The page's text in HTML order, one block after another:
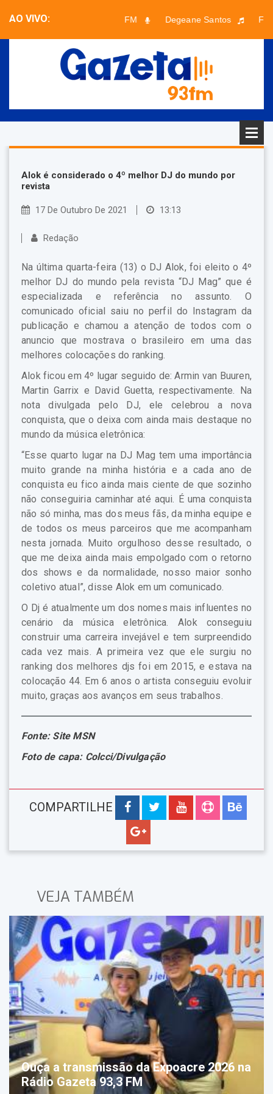
AO VIVO: Planeta FM Degeane Santos
Alok é considerado o 4º melhor DJ do mundo por
revista
17 De Outubro De 2021 13:13
Redação
Na última quarta-feira (13) o DJ Alok, foi eleito o 4º
melhor DJ do mundo pela revista “DJ Mag” que é
especializada e referência no assunto. O
comunicado oficial saiu no perfil do Instagram da
publicação e chamou a atenção de todos com o
anuncio que mostrava o brasileiro em uma das
melhores colocações do ranking.
Alok ficou em 4º lugar seguido de: Armin van Buuren,
Martin Garrix e David Guetta, respectivamente. Na
nota divulgada pelo DJ, ele celebrou a nova
conquista, que o deixa com ainda mais destaque no
mundo da música eletrônica:
“Esse quarto lugar na DJ Mag tem uma importância
muito grande na minha história e a cada ano de
conquista eu fico ainda mais ciente de que sozinho
não conseguiria caminhar até aqui. É uma conquista
não só minha, mas dos meus fãs, da minha equipe e
de todos os meus parceiros que me acompanham
nesta jornada. Muito orgulhoso desse resultado, o
que me deixa ainda mais empolgado com o retorno
dos shows e da normalidade, nosso maior sonho
coletivo atual”, disse Alok em um comunicado.
O Dj é atualmente um dos nomes mais influentes no
cenário da música eletrônica. Alok conseguiu
construir uma carreira invejável e tem surpreendido
cada vez mais. A primeira vez que ele surgiu no
ranking dos melhores djs foi em 2015, e estava na
colocação 44. Em 6 anos o artista conseguiu evoluir
muito, graças aos avanços em seus trabalhos.
Fonte: Site MSN
Foto de capa: Colcci/Divulgação
COMPARTILHE
VEJA TAMBÉM
Ouça a transmissão da Expoacre 2026 na
Rádio Gazeta 93,3 FM